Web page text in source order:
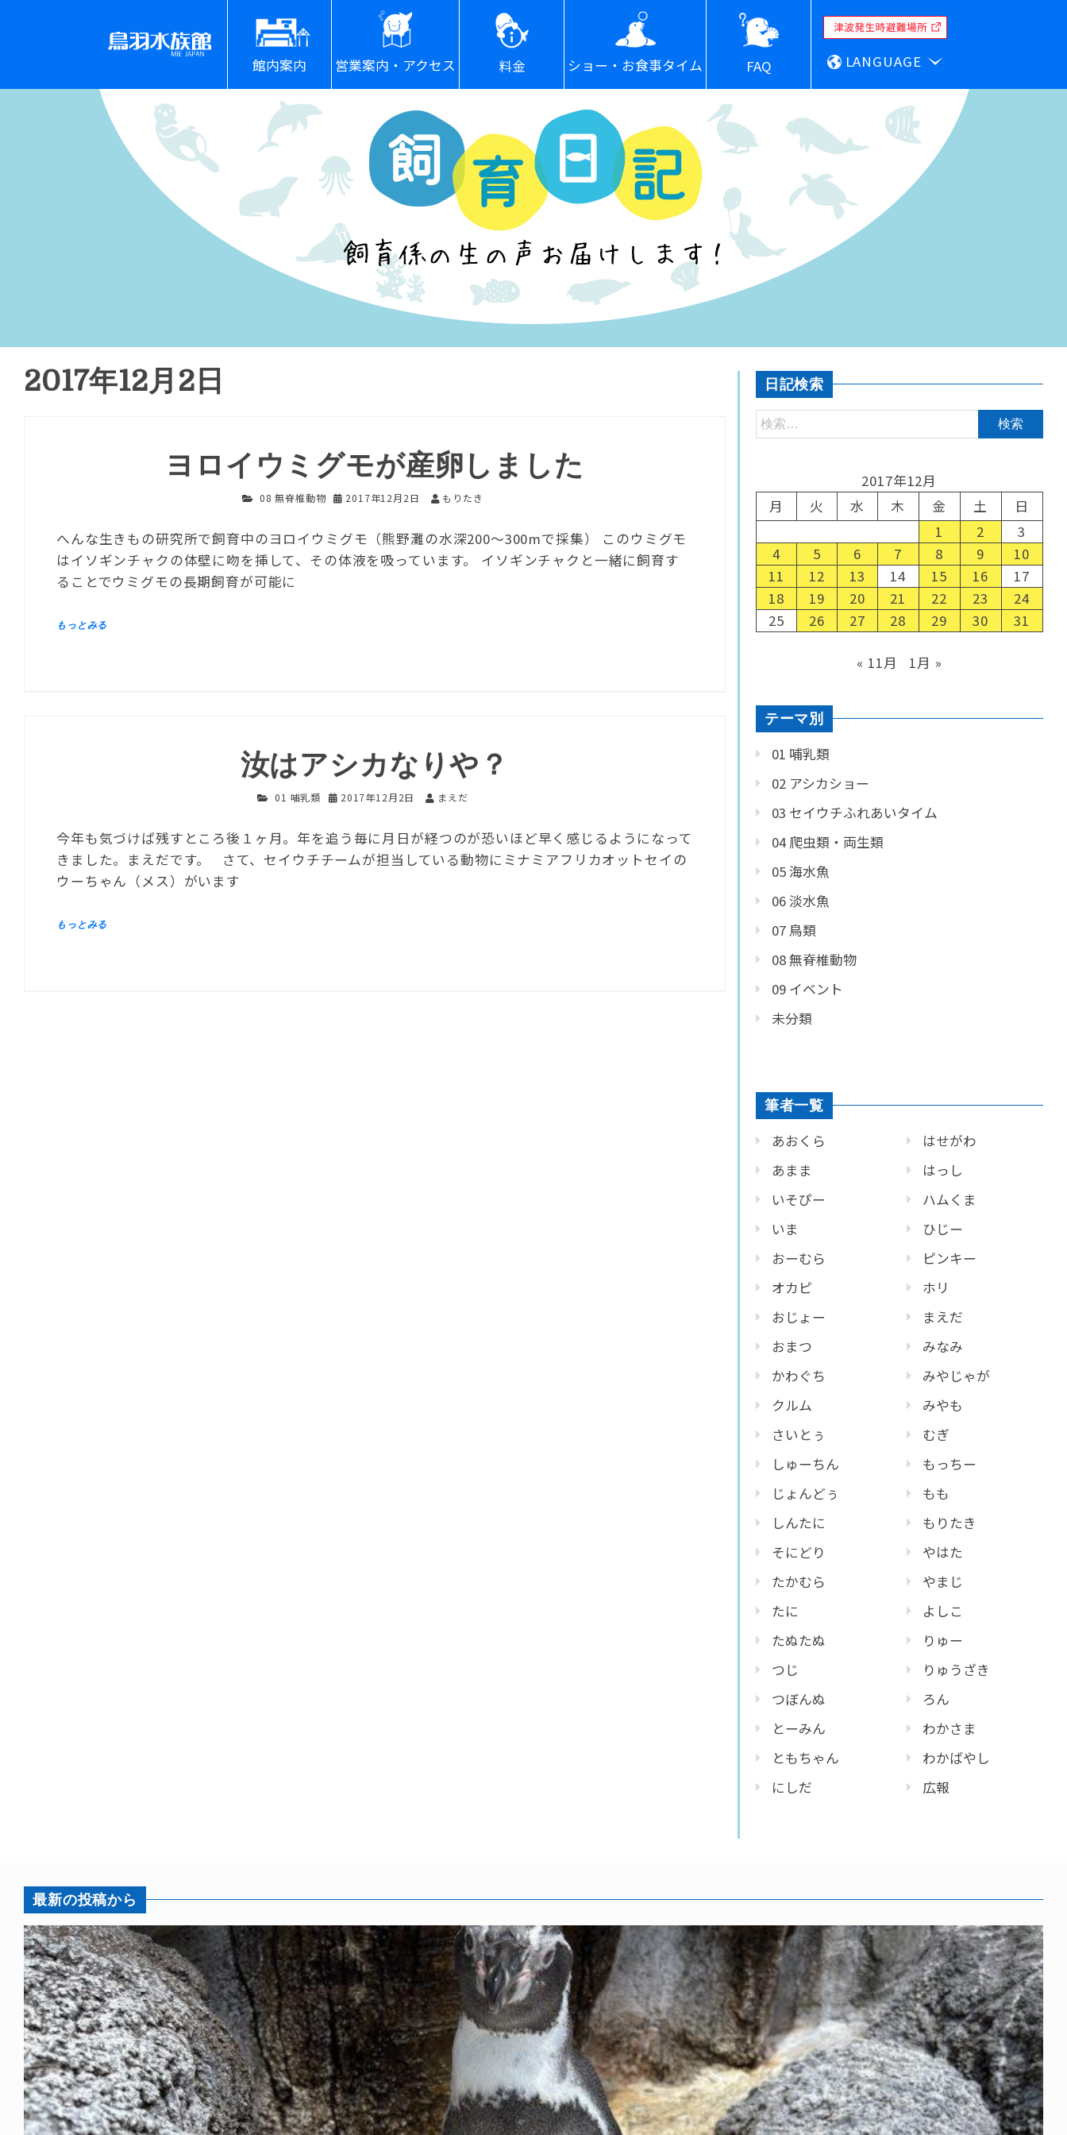
館内案内 営業案内・アクセス 料金 ショー・お食事タイム FAQ LANGUAGE
2017年12月2日
ヨロイウミグモが産卵しました
08 無脊椎動物 2017年12月2日 もりたき
へんな生きもの研究所で飼育中のヨロイウミグモ（熊野灘の水深200～300mで採集） このウミグモ
はイソギンチャクの体壁に吻を挿して、その体液を吸っています。 イソギンチャクと一緒に飼育す
ることでウミグモの長期飼育が可能に
汝はアシカなりや？
01 哺乳類 2017年12月2日 まえだ
今年も気づけば残すところ後１ヶ月。年を追う毎に月日が経つのが恐いほど早く感じるようになって
きました。まえだです。 さて、セイウチチームが担当している動物にミナミアフリカオットセイの
ウーちゃん（メス）がいます
日記検索
2017年12月
月
火 水 木 金 土
日
1
2
3
4
5 6 7 8 9
10
11
12 13 14 15 16
17
18
19 20 21 22 23
24
25
26 27 28 29 30 31
« 11月 1月 »
テーマ別
01 哺乳類
02 アシカショー
03 セイウチふれあいタイム
04 爬虫類・両生類
05 海水魚
06 淡水魚
07 鳥類
08 無脊椎動物
09 イベント
未分類
筆者一覧
あおくら
あまま
いそぴー
いま
おーむら
オカピ
おじょー
おまつ
かわぐち
クルム
さいとぅ
しゅーちん
じょんどぅ
しんたに
そにどり
たかむら
たに
たぬたぬ
つじ
つぼんぬ
とーみん
ともちゃん
にしだ
はせがわ
はっし
ハムくま
ひじー
ピンキー
ホリ
まえだ
みなみ
みやじゃが
みやも
むぎ
もっちー
もも
もりたき
やはた
やまじ
よしこ
りゅー
りゅうざき
ろん
わかさま
わかばやし
広報
最新の投稿から